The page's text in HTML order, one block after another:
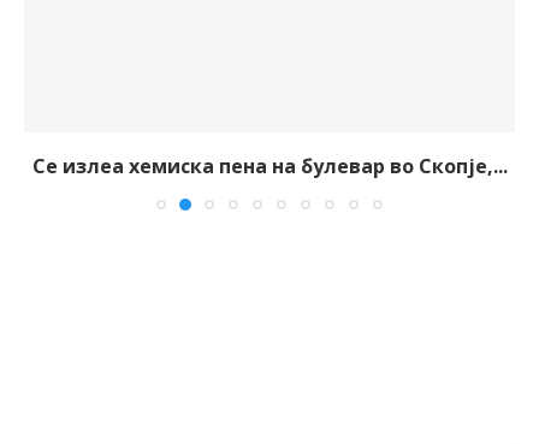
Се излеа хемиска пена на булевар во Скопје,...